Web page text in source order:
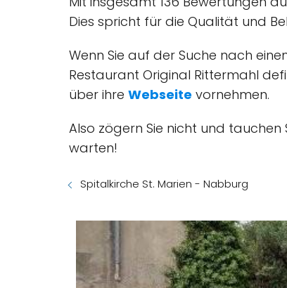
Dies spricht für die Qualität und
Wenn Sie auf der Suche nach
Restaurant Original Rittermahl
über ihre Webseite vornehmen.
Also zögern Sie nicht und tauchen
warten!
Spitalkirche St. Marien - Nabburg